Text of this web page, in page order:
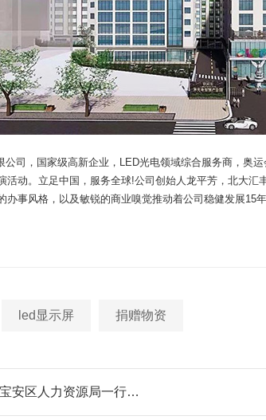
司，国家级高新企业，LED光电领域综合服务商，奥
活动。立足中国，服务全球!公司创始人龙平芳，北大
办事风格，以及敏锐的商业嗅觉推动着公司稳健发展15年
led显示屏 捐赠物资
上一个：助力复工复产 | 宝安区人力资源局一行莅临联诚发走访交流